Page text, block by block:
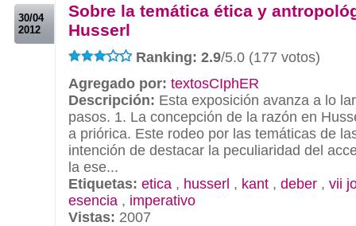
30/04
2012
Sobre la temática ética y
Husserl
Ranking: 2.9/5.0 (177 votos)
Agregado por: textosCIphER
Descripción: Esta exposición avanza a lo
pasos. 1. La concepción de la razón en
a priórica. Este rodeo por las temáticas de
intención de destacar la peculiaridad del
la ese...
Etiquetas: etica , husserl , kant , deber , vii
esencia , imperativo
Vistas: 2007